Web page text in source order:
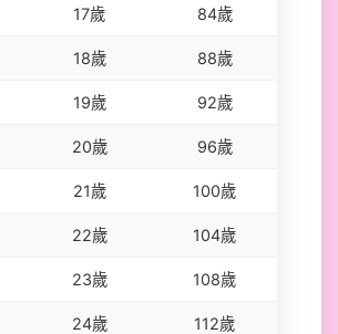
17歲 84歲
18歲 88歲
19歲 92歲
20歲 96歲
21歲 100歲
22歲 104歲
23歲 108歲
24歲 112歲